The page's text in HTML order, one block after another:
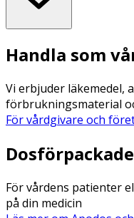
Handla som
Vi erbjuder läkemedel,
förbrukningsmaterial
För vårdgivare och
För vårdens patienter
på din medicin